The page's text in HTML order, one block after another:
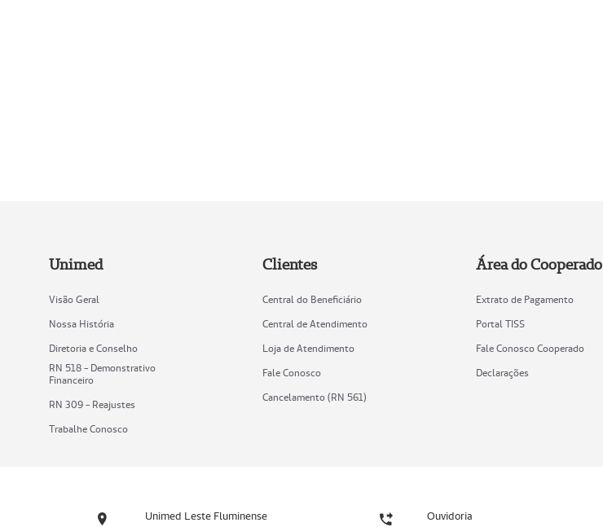
Unimed
Visão Geral
Nossa História
Diretoria e Conselho
RN 518 - Demonstrativo
Financeiro
RN 309 - Reajustes
Trabalhe Conosco
Clientes
Central do Beneficiário
Central de Atendimento
Loja de Atendimento
Fale Conosco
Cancelamento (RN 561)
Área do Cooperado
Extrato de Pagamento
Portal TISS
Fale Conosco Cooperado
Declarações
Unimed Leste Fluminense Ouvidoria